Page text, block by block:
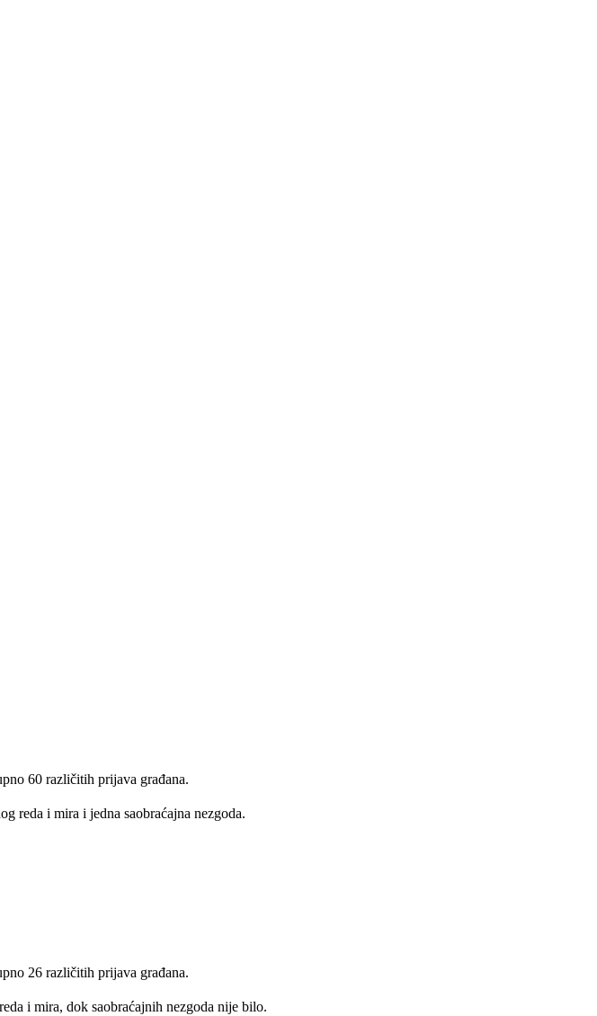
60 različitih prijava građana.
reda i mira i jedna saobraćajna nezgoda.
26 različitih prijava građana.
i mira, dok saobraćajnih nezgoda nije bilo.